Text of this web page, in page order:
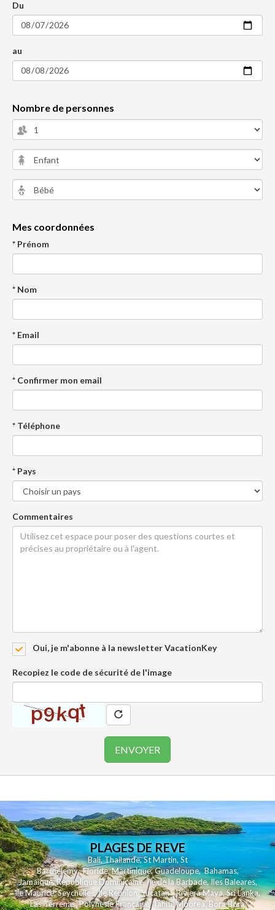
Du
au
Nombre de personnes
Mes coordonnées
* Prénom
* Nom
* Email
* Confirmer mon email
* Téléphone
* Pays
Commentaires
Oui, je m'abonne à la newsletter VacationKey
Recopiez le code de sécurité de l'image
PLAGES DE REVE
Bali,Thailande,St Martin,St
Barthelemy,Floride,Martinique,Guadeloupe,Bahamas,
Jamaique,Republique Dominicaine,Ile de la Barbade,Iles Baleares,
Ile Maurice,Seychelles,Ile Reunion,Yucatan - Riviera Maya,Sri Lanka,
Las Terrenas,Polynesie Française,Tahiti,Moorea, Bora Bora